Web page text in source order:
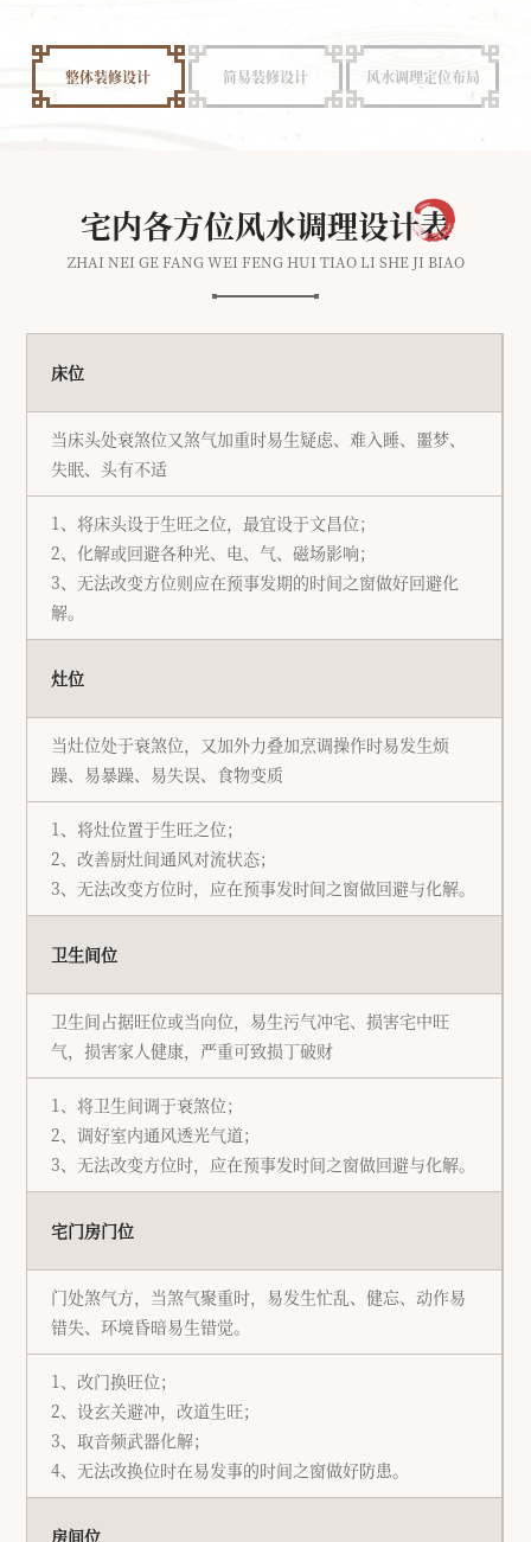
整体装修设计 简易装修设计 风水调理定位布局
宅内各方位风水调理设计表
ZHAI NEI GE FANG WEI FENG HUI TIAO LI SHE JI BIAO
床位
当床头处衰煞位又煞气加重时易生疑虑、难入睡、噩梦、
失眠、头有不适
1、将床头设于生旺之位，最宜设于文昌位；
2、化解或回避各种光、电、气、磁场影响；
3、无法改变方位则应在预事发期的时间之窗做好回避化
解。
灶位
当灶位处于衰煞位，又加外力叠加烹调操作时易发生烦
躁、易暴躁、易失误、食物变质
1、将灶位置于生旺之位；
2、改善厨灶间通风对流状态；
3、无法改变方位时，应在预事发时间之窗做回避与化解。
卫生间位
卫生间占据旺位或当向位，易生污气冲宅、损害宅中旺
气，损害家人健康，严重可致损丁破财
1、将卫生间调于衰煞位；
2、调好室内通风透光气道；
3、无法改变方位时，应在预事发时间之窗做回避与化解。
宅门房门位
门处煞气方，当煞气聚重时，易发生忙乱、健忘、动作易
错失、环境昏暗易生错觉。
1、改门换旺位；
2、设玄关避冲，改道生旺；
3、取音频武器化解；
4、无法改换位时在易发事的时间之窗做好防患。
房间位